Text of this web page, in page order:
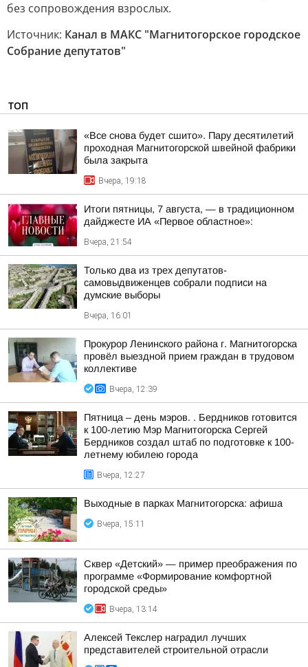
без сопровождения взрослых.
Источник: Канал в МАКС "Магнитогорское городское
Собрание депутатов"
ТОП
«Все снова будет сшито». Пару десятилетий
проходная Магнитогорской швейной фабрики
была закрыта
Вчера, 19:18
Итоги пятницы, 7 августа, — в традиционном
дайджесте ИА «Первое областное»:
Вчера, 21:54
Только два из трех депутатов-
самовыдвиженцев собрали подписи на
думские выборы
Вчера, 16:01
Прокурор Ленинского района г. Магнитогорска
провёл выездной прием граждан в трудовом
коллективе
Вчера, 12:39
Пятница – день мэров. . Бердников готовится
к 100-летию Мэр Магнитогорска Сергей
Бердников создал штаб по подготовке к 100-
летнему юбилею города
Вчера, 12:27
Выходные в парках Магнитогорска: афиша
Вчера, 15:11
Сквер «Детский» — пример преображения по
программе «Формирование комфортной
городской среды»
Вчера, 13:14
Алексей Текслер наградил лучших
представителей строительной отрасли